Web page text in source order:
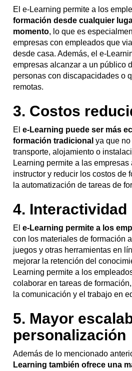
El e-Learning permite a los
formación desde cualquier
momento, lo que es
empresas con empleados que
desde casa. Además, el e-
empresas alcanzar a un público
personas con discapacidades o
remotas.
3. Costos
Ele-Learning puede ser más
formación tradicional ya que
transporte, alojamiento o
Learning permite a las
instructor y reducir los costos de
la automatización de tareas de
4. Interactividad
Ele-Learning permite a los
con los materiales de formación
juegos y otras herramientas en
mejorar la retención del
Learning permite a los
colaborar en tareas de
la comunicación y el trabajo en
5. Mayor
personalización
Además de lo mencionado
Learning también ofrece una